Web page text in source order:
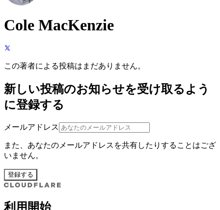
Cole MacKenzie
この著者による投稿はまだありません。
新しい投稿のお知らせを受け取るよう
に登録する
メールアドレス
また、あなたのメールアドレスを共有したりすることはござ
いません。
登録する
利用開始